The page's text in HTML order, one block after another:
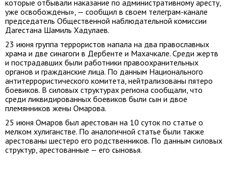
которые отбывали наказание по административному аресту,
уже освобождены», — сообщил в своем телеграм-канале
председатель Общественной наблюдательной комиссии
Дагестана Шамиль Хадулаев.
23 июня группа террористов напала на два православных
храма и две синагоги в Дербенте и Махачкале. Среди жертв
и пострадавших были работники правоохранительных
органов и гражданские лица. По данным Национального
антитеррористического комитета, нейтрализованы пятеро
боевиков. В силовых структурах региона сообщали, что
среди ликвидированных боевиков были сын и двое
племянников жены Омарова.
25 июня Омаров был арестован на 10 суток по статье о
мелком хулиганстве. По аналогичной статье были также
арестованы шестеро его родственников. По данным силовых
структур, арестованные — его сыновья.